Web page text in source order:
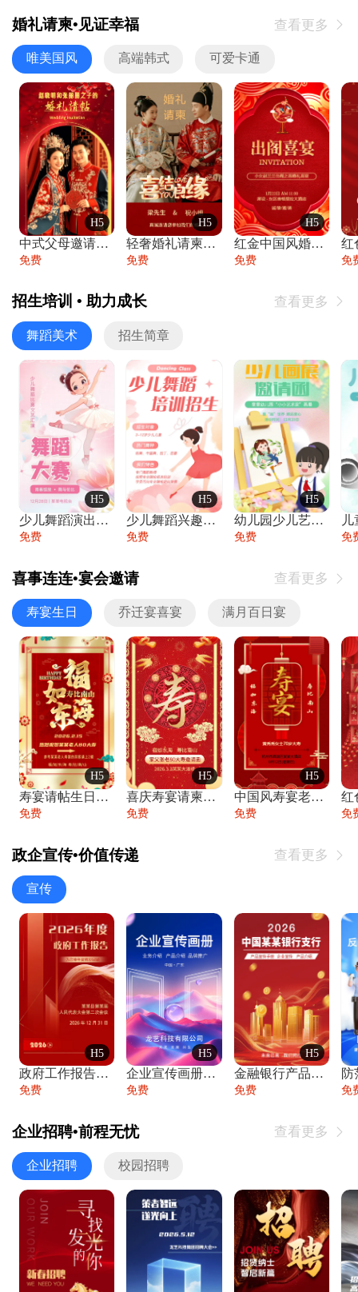
婚礼请柬•见证幸福 查看更多 
唯美国风 高端韩式 可爱卡通
H5
中式父母邀请函婚礼结婚请柬请贴父母邀请方
免费
H5
轻奢婚礼请柬婚礼邀请函结婚照请帖
免费
H5
红金中国风婚礼请柬出阁喜宴嫁女请帖出阁宴
免费 免
招生培训 • 助力成长 查看更多 
舞蹈美术 招生简章
H5
少儿舞蹈演出舞蹈比赛跳舞大赛文艺汇演活动
免费
H5
少儿舞蹈兴趣班艺术培训学校招生宣传
免费
H5
幼儿园少儿艺术展览绘画展摄影作品展美术展
免费 免
喜事连连•宴会邀请 查看更多 
寿宴生日 乔迁宴喜宴 满月百日宴
H5
寿宴请帖生日宴邀请函老人寿星生日快乐祝寿
免费
H5
喜庆寿宴请柬老人生日宴会邀请函请柬过大寿
免费
H5
中国风寿宴老人生日宴会邀请函寿宴请帖请柬
免费 免
政企宣传•价值传递 查看更多 
宣传
H5
政府工作报告政府年终工作总结
免费
H5
企业宣传画册公司简介产品介绍业务宣传手册
免费
H5
金融银行产品宣传手册企业宣传产品介绍
免费
防
免
企业招聘•前程无忧 查看更多 
企业招聘 校园招聘